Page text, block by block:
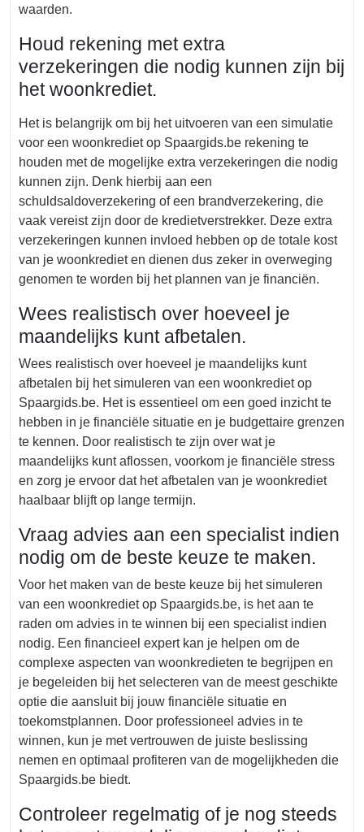
waarden.
Houd rekening met extra
verzekeringen die nodig kunnen zijn bij
het woonkrediet.
Het is belangrijk om bij het uitvoeren van een simulatie
voor een woonkrediet op Spaargids.be rekening te
houden met de mogelijke extra verzekeringen die nodig
kunnen zijn. Denk hierbij aan een
schuldsaldoverzekering of een brandverzekering, die
vaak vereist zijn door de kredietverstrekker. Deze extra
verzekeringen kunnen invloed hebben op de totale kost
van je woonkrediet en dienen dus zeker in overweging
genomen te worden bij het plannen van je financiën.
Wees realistisch over hoeveel je
maandelijks kunt afbetalen.
Wees realistisch over hoeveel je maandelijks kunt
afbetalen bij het simuleren van een woonkrediet op
Spaargids.be. Het is essentieel om een goed inzicht te
hebben in je financiële situatie en je budgettaire grenzen
te kennen. Door realistisch te zijn over wat je
maandelijks kunt aflossen, voorkom je financiële stress
en zorg je ervoor dat het afbetalen van je woonkrediet
haalbaar blijft op lange termijn.
Vraag advies aan een specialist indien
nodig om de beste keuze te maken.
Voor het maken van de beste keuze bij het simuleren
van een woonkrediet op Spaargids.be, is het aan te
raden om advies in te winnen bij een specialist indien
nodig. Een financieel expert kan je helpen om de
complexe aspecten van woonkredieten te begrijpen en
je begeleiden bij het selecteren van de meest geschikte
optie die aansluit bij jouw financiële situatie en
toekomstplannen. Door professioneel advies in te
winnen, kun je met vertrouwen de juiste beslissing
nemen en optimaal profiteren van de mogelijkheden die
Spaargids.be biedt.
Controleer regelmatig of je nog steeds